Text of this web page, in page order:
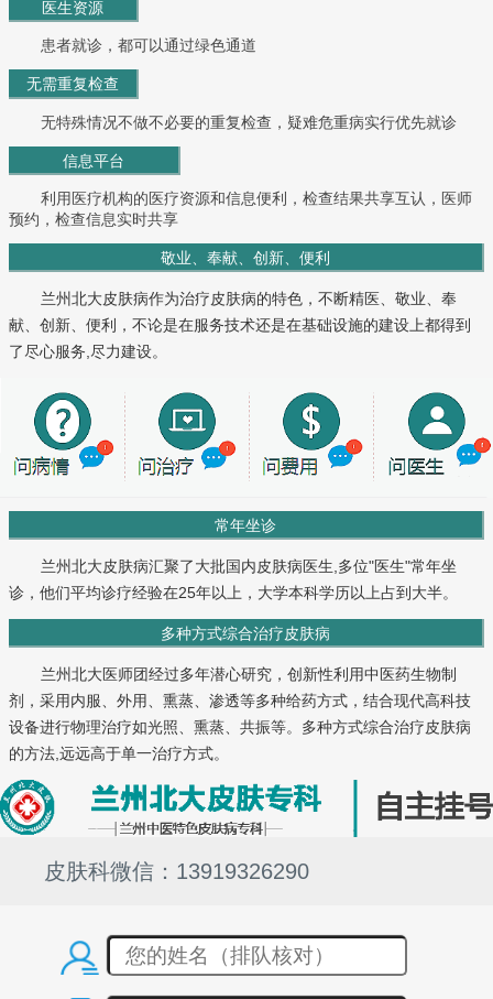
医生资源
患者就诊，都可以通过绿色通道
无需重复检查
无特殊情况不做不必要的重复检查，疑难危重病实行优先就诊
信息平台
利用医疗机构的医疗资源和信息便利，检查结果共享互认，医师
预约，检查信息实时共享
敬业、奉献、创新、便利
兰州北大皮肤病作为治疗皮肤病的特色，不断精医、敬业、奉
献、创新、便利，不论是在服务技术还是在基础设施的建设上都得到
了尽心服务,尽力建设。
常年坐诊
兰州北大皮肤病汇聚了大批国内皮肤病医生,多位"医生"常年坐
诊，他们平均诊疗经验在25年以上，大学本科学历以上占到大半。
多种方式综合治疗皮肤病
兰州北大医师团经过多年潜心研究，创新性利用中医药生物制
剂，采用内服、外用、熏蒸、渗透等多种给药方式，结合现代高科技
设备进行物理治疗如光照、熏蒸、共振等。多种方式综合治疗皮肤病
的方法,远远高于单一治疗方式。
皮肤科微信：13919326290